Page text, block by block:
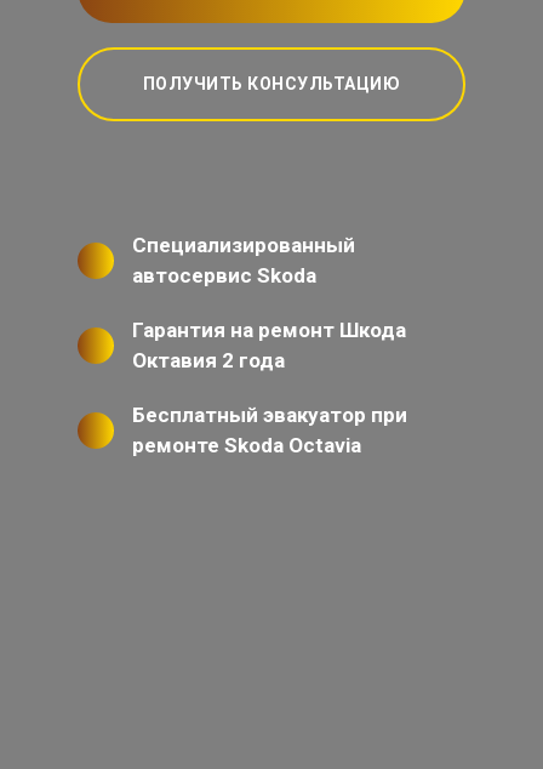
ПОЛУЧИТЬ КОНСУЛЬТАЦИЮ
Специализированный
автосервис Skoda
Гарантия на ремонт Шкода
Октавия 2 года
Бесплатный эвакуатор при
ремонте Skoda Octavia